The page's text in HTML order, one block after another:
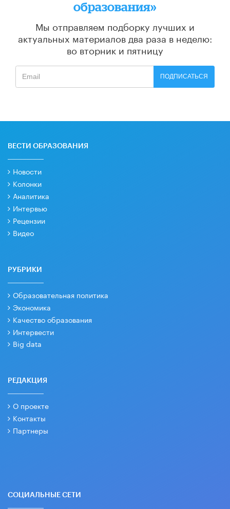
образования»
Мы отправляем подборку лучших и
актуальных материалов два раза в неделю:
во вторник и пятницу
ПОДПИСАТЬСЯ
ВЕСТИ ОБРАЗОВАНИЯ
Новости
Колонки
Аналитика
Интервью
Рецензии
Видео
РУБРИКИ
Образовательная политика
Экономика
Качество образования
Интервести
Big data
РЕДАКЦИЯ
О проекте
Контакты
Партнеры
СОЦИАЛЬНЫЕ СЕТИ